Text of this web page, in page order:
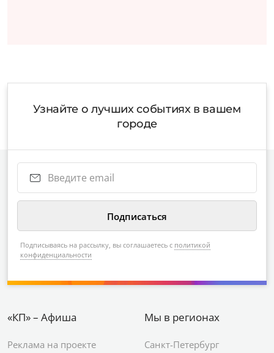
Узнайте о лучших событиях в вашем
городе
Подписываясь на рассылку, вы соглашаетесь с политикой
конфиденциальности
«КП» – Афиша
Реклама на проекте
Мы в регионах
Санкт-Петербург